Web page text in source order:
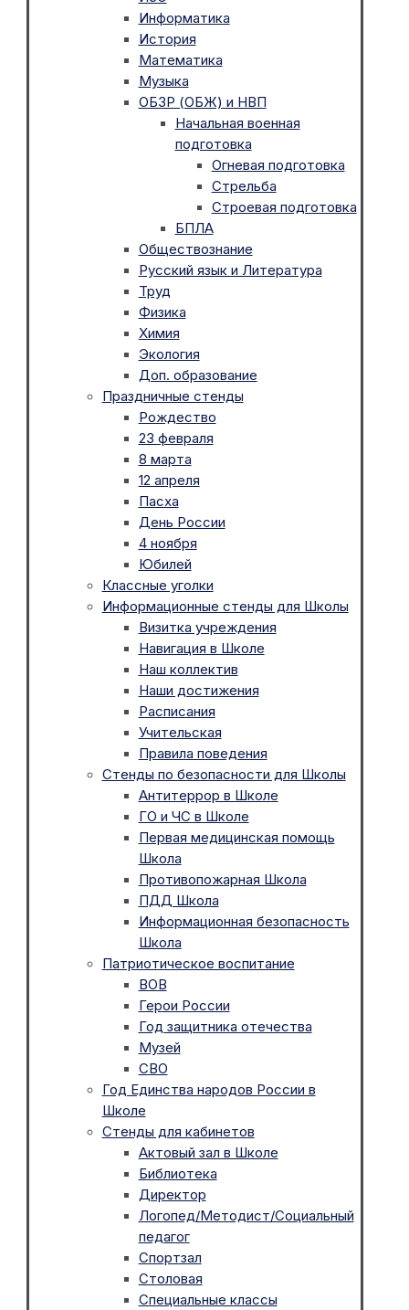
Информатика
История
Математика
Музыка
ОБЗР (ОБЖ) и НВП
Начальная военная
подготовка
Огневая подготовка
Стрельба
Строевая подготовка
БПЛА
Обществознание
Русский язык и Литература
Труд
Физика
Химия
Экология
Доп. образование
Праздничные стенды
Рождество
23 февраля
8 марта
12 апреля
Пасха
День России
4 ноября
Юбилей
Классные уголки
Информационные стенды для Школы
Визитка учреждения
Навигация в Школе
Наш коллектив
Наши достижения
Расписания
Учительская
Правила поведения
Стенды по безопасности для Школы
Антитеррор в Школе
ГО и ЧС в Школе
Первая медицинская помощь
Школа
Противопожарная Школа
ПДД Школа
Информационная безопасность
Школа
Патриотическое воспитание
ВОВ
Герои России
Год защитника отечества
Музей
СВО
Год Единства народов России в
Школе
Стенды для кабинетов
Актовый зал в Школе
Библиотека
Директор
Логопед/Методист/Социальный
педагог
Спортзал
Столовая
Специальные классы